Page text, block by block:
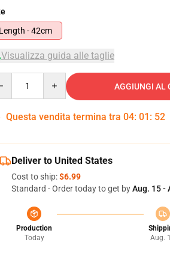
Length - 42cm
Visualizza guida alle taglie
AGGIUNGI AL
Questa vendita termina tra 04: 01 : 51
Deliver to United States
Cost to ship:$6.99
Standard - Order today to get byAug. 15 -
Production
Today
Aug.